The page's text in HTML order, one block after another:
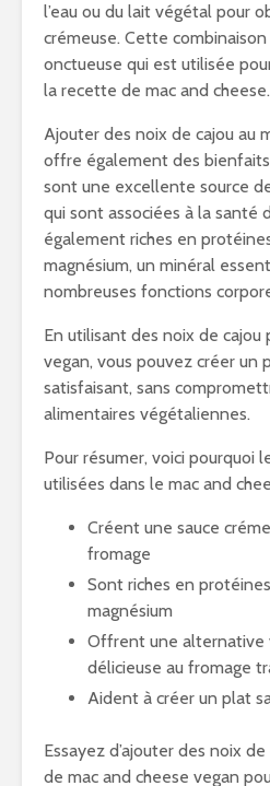
l’eau ou du lait végétal pour
crémeuse. Cette
onctueuse qui est utilisée
la recette de mac and cheese.
Ajouter des noix de cajou au
offre également des
sont une excellente source
qui sont associées à la santé
également riches en
magnésium, un minéral
nombreuses fonctions
En utilisant des noix de cajou
vegan, vous pouvez créer un
satisfaisant, sans
alimentaires végétaliennes.
Pour résumer, voici pourquoi
utilisées dans le mac and
Créent une sauce
fromage
Sont riches en
magnésium
Offrent une alternative
délicieuse au fromage
Aident à créer un plat
Essayez d’ajouter des noix
de mac and cheese vegan